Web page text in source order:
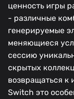
ценность игры
- различные
генерируемые
меняющиеся
сессию
скрытых
возвращаться к
Switch это